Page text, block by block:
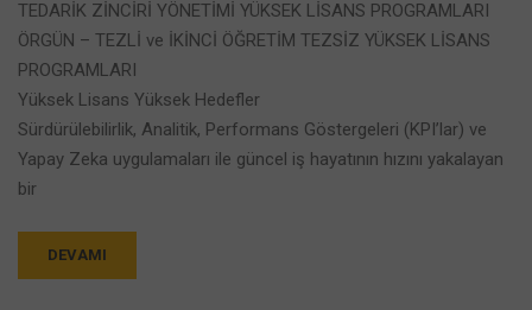
TEDARİK ZİNCİRİ YÖNETİMİ YÜKSEK LİSANS PROGRAMLARI
ÖRGÜN – TEZLİ ve İKİNCİ ÖĞRETİM TEZSİZ YÜKSEK LİSANS
PROGRAMLARI
Yüksek Lisans Yüksek Hedefler
Sürdürülebilirlik, Analitik, Performans Göstergeleri (KPI’lar) ve
Yapay Zeka uygulamaları ile güncel iş hayatının hızını yakalayan
bir
DEVAMI